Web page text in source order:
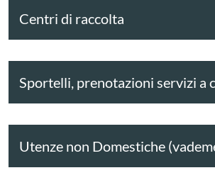
Centri di raccolta
Sportelli, prenotazioni servizi a
Utenze non Domestiche